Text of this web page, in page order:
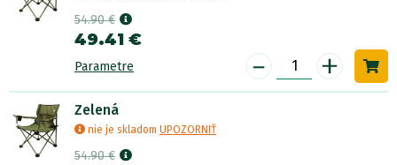
54.90 €
49.41 €
Parametre - +
Zelená
nie je skladom UPOZORNIŤ
54.90 €